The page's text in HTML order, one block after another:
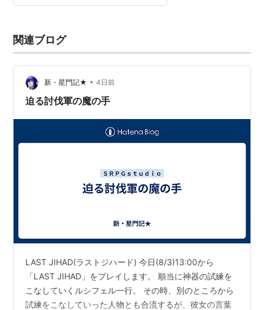
関連ブログ
新・星門記★ • 4日前
迫る討伐軍の魔の手
LAST JIHAD(ラストジハード) 今日(8/3)13:00から
「LAST JIHAD」をプレイします。 順当に神器の試練を
こなしていくルシフェル一行。 その時、別のところから
試練をこなしていった人物とも合流するが、彼女の言葉